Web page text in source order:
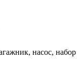
насос, набор